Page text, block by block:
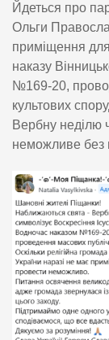
Йдеться про
Ольги
приміщення
наказу
№169-20,
культових
Вербну неділю
неможливе без